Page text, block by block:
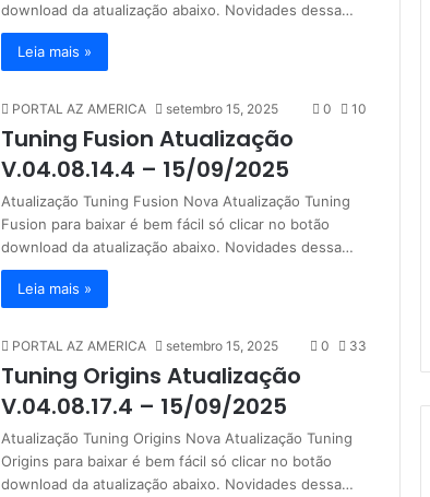
download da atualização abaixo. Novidades dessa…
Leia mais »
PORTAL AZ AMERICA setembro 15, 2025 0 10
Tuning Fusion Atualização
V.04.08.14.4 – 15/09/2025
Atualização Tuning Fusion Nova Atualização Tuning
Fusion para baixar é bem fácil só clicar no botão
download da atualização abaixo. Novidades dessa…
Leia mais »
PORTAL AZ AMERICA setembro 15, 2025 0 33
Tuning Origins Atualização
V.04.08.17.4 – 15/09/2025
Atualização Tuning Origins Nova Atualização Tuning
Origins para baixar é bem fácil só clicar no botão
download da atualização abaixo. Novidades dessa…